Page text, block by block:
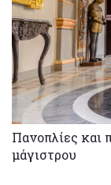
Πανοπλίες και
μάγιστρου